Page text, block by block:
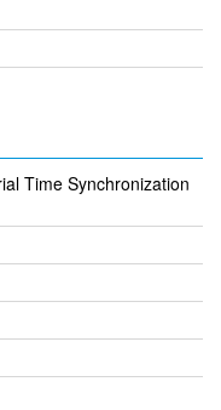
Time Synchronization